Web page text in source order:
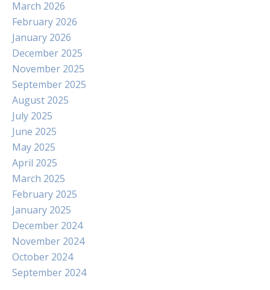
March 2026
February 2026
January 2026
December 2025
November 2025
September 2025
August 2025
July 2025
June 2025
May 2025
April 2025
March 2025
February 2025
January 2025
December 2024
November 2024
October 2024
September 2024